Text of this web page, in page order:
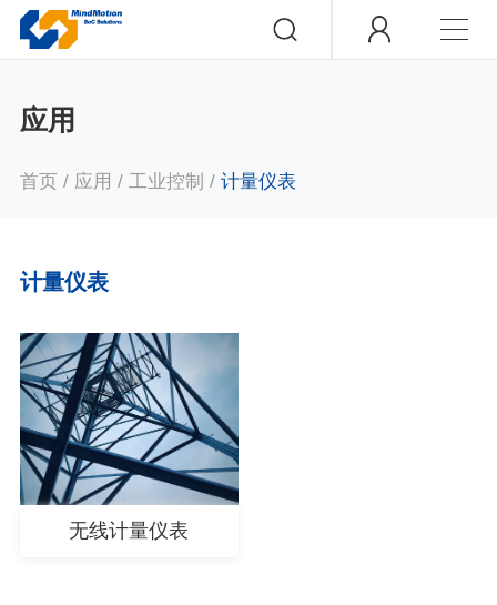
应用
首页 / 应用 / 工业控制 / 计量仪表
计量仪表
无线计量仪表